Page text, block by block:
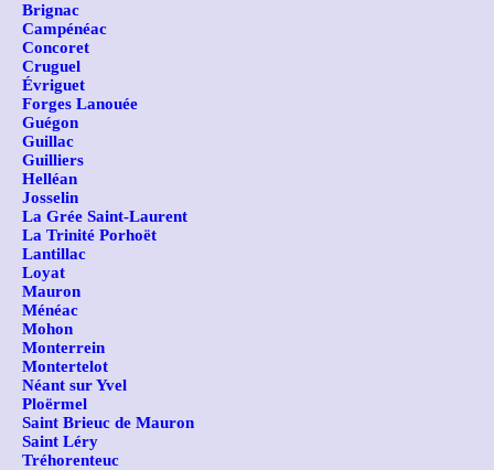
Brignac
Campénéac
Concoret
Cruguel
Évriguet
Forges Lanouée
Guégon
Guillac
Guilliers
Helléan
Josselin
La Grée Saint-Laurent
La Trinité Porhoët
Lantillac
Loyat
Mauron
Ménéac
Mohon
Monterrein
Montertelot
Néant sur Yvel
Ploërmel
Saint Brieuc de Mauron
Saint Léry
Tréhorenteuc